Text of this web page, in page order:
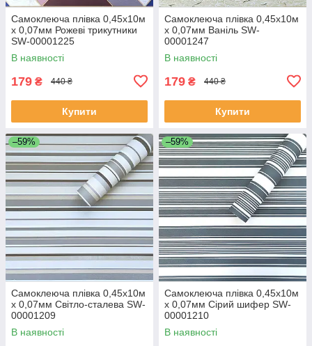
Самоклеюча плівка 0,45х10м
х 0,07мм Рожеві трикутники
SW-00001225
В наявності
179 ₴ 440 ₴
Купити
Самоклеюча плівка 0,45х10м
х 0,07мм Ваніль SW-
00001247
В наявності
179 ₴ 440 ₴
Купити
–59%
Самоклеюча плівка 0,45х10м
х 0,07мм Світло-сталева SW-
00001209
В наявності
–59%
Самоклеюча плівка 0,45х10м
х 0,07мм Сірий шифер SW-
00001210
В наявності